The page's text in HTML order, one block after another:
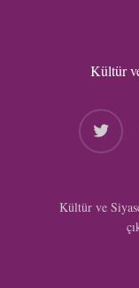
Kültür
twitter
Kültür ve